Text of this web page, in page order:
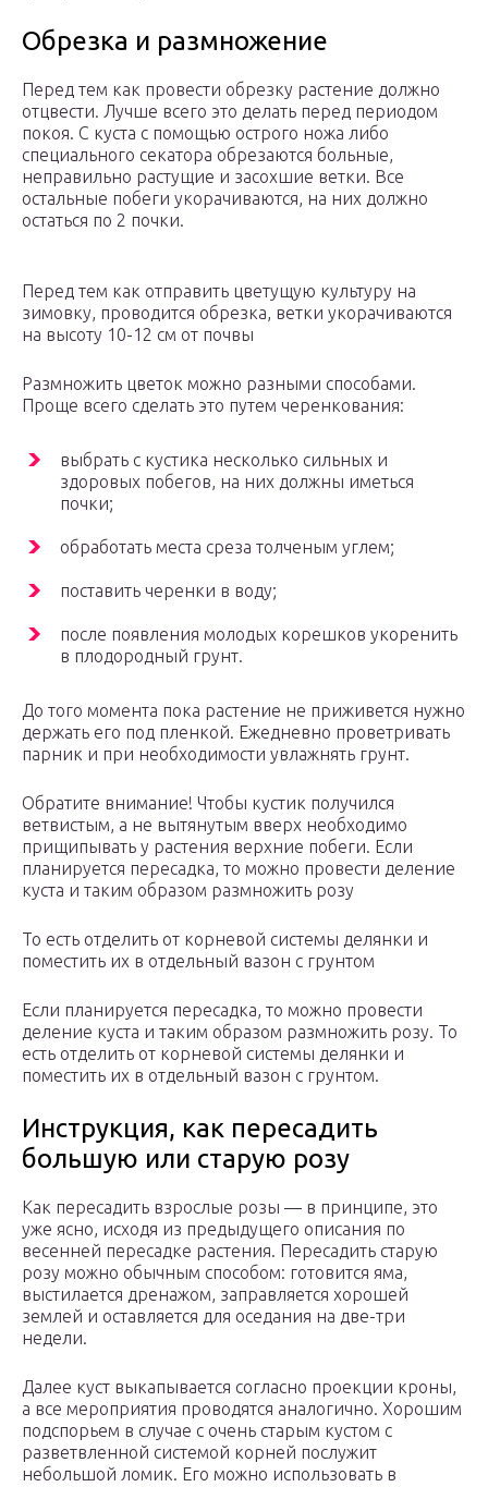
Обрезка и размножение
Перед тем как провести обрезку растение должно
отцвести. Лучше всего это делать перед периодом
покоя. С куста с помощью острого ножа либо
специального секатора обрезаются больные,
неправильно растущие и засохшие ветки. Все
остальные побеги укорачиваются, на них должно
остаться по 2 почки.
Перед тем как отправить цветущую культуру на
зимовку, проводится обрезка, ветки укорачиваются
на высоту 10-12 см от почвы
Размножить цветок можно разными способами.
Проще всего сделать это путем черенкования:
выбрать с кустика несколько сильных и
здоровых побегов, на них должны иметься
почки;
обработать места среза толченым углем;
поставить черенки в воду;
после появления молодых корешков укоренить
в плодородный грунт.
До того момента пока растение не приживется нужно
держать его под пленкой. Ежедневно проветривать
парник и при необходимости увлажнять грунт.
Обратите внимание! Чтобы кустик получился
ветвистым, а не вытянутым вверх необходимо
прищипывать у растения верхние побеги. Если
планируется пересадка, то можно провести деление
куста и таким образом размножить розу
То есть отделить от корневой системы делянки и
поместить их в отдельный вазон с грунтом
Если планируется пересадка, то можно провести
деление куста и таким образом размножить розу. То
есть отделить от корневой системы делянки и
поместить их в отдельный вазон с грунтом.
Инструкция, как пересадить
большую или старую розу
Как пересадить взрослые розы — в принципе, это
уже ясно, исходя из предыдущего описания по
весенней пересадке растения. Пересадить старую
розу можно обычным способом: готовится яма,
выстилается дренажом, заправляется хорошей
землей и оставляется для оседания на две-три
недели.
Далее куст выкапывается согласно проекции кроны,
а все мероприятия проводятся аналогично. Хорошим
подспорьем в случае с очень старым кустом с
разветвленной системой корней послужит
небольшой ломик. Его можно использовать в